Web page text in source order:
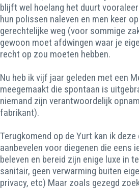
blijft wel hoelang het duurt
hun polissen naleven en men keer
gerechtelijke weg (voor sommige
gewoon moet afdwingen waar je
recht op zou moeten hebben.
Nu heb ik vijf jaar geleden met een
meegemaakt die spontaan is
niemand zijn verantwoordelijk
fabrikant).
Terugkomend op de Yurt kan ik
aanbevelen voor diegenen die eens
beleven en bereid zijn enige luxe in
sanitair, geen verwarming buiten
privacy, etc) Maar zoals gezegd